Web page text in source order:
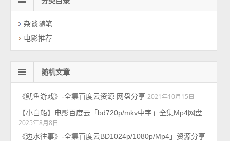
杂谈随笔
电影推荐
随机文章
《鱿鱼游戏》-全集百度云资源 网盘分享 2021年10月15日
【小白船】电影百度云「bd720p/mkv中字」全集Mp4网盘
2025年8月8日
《边水往事》-全集百度云BD1024p/1080p/Mp4」资源分享